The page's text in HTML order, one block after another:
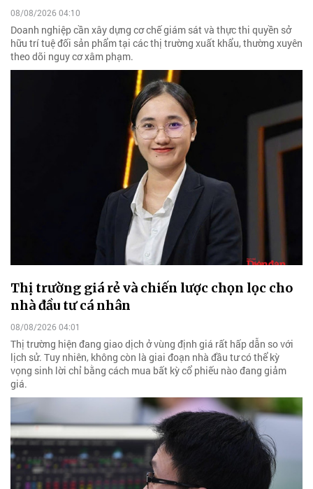
08/08/2026 04:10
Doanh nghiệp cần xây dựng cơ chế giám sát và thực thi quyền sở
hữu trí tuệ đối sản phẩm tại các thị trường xuất khẩu, thường xuyên
theo dõi nguy cơ xâm phạm.
Thị trường giá rẻ và chiến lược chọn lọc cho
nhà đầu tư cá nhân
08/08/2026 04:01
Thị trường hiện đang giao dịch ở vùng định giá rất hấp dẫn so với
lịch sử. Tuy nhiên, không còn là giai đoạn nhà đầu tư có thể kỳ
vọng sinh lời chỉ bằng cách mua bất kỳ cổ phiếu nào đang giảm
giá.